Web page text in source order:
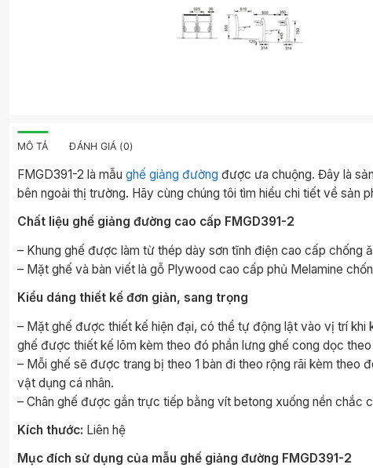
MÔ TẢ ĐÁNH GIÁ (0)
FMGD391-2 là mẫu ghế giảng đường được ưa chuộng. Đây là
bên ngoài thị trường. Hãy cùng chúng tôi tìm hiểu chi tiết về sản
Chất liệu ghế giảng đường cao cấp FMGD391-2
– Khung ghế được làm từ thép dày sơn tĩnh điện cao cấp chống
– Mặt ghế và bàn viết là gỗ Plywood cao cấp phủ Melamine
Kiểu dáng thiết kế đơn giản, sang trọng
– Mặt ghế được thiết kế hiện đại, có thể tự động lật vào vị trí khi
ghế được thiết kế lõm kèm theo đó phần lưng ghế cong dọc
– Mỗi ghế sẽ được trang bị theo 1 bàn đi theo rộng rãi kèm theo
vật dụng cá nhân.
– Chân ghế được gắn trực tiếp bằng vít betong xuống nền chắc
Kích thước: Liên hệ
Mục đích sử dụng của mẫu ghế giảng đường FMGD391-2